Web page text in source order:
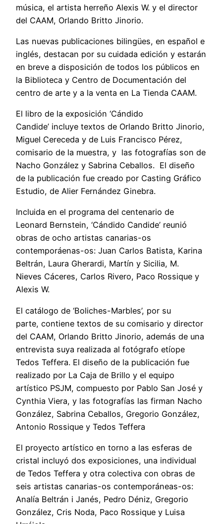
música, el artista herreño Alexis W. y el director
del CAAM, Orlando Britto Jinorio.
Las nuevas publicaciones bilingües, en español e
inglés, destacan por su cuidada edición y estarán
en breve a disposición de todos los públicos en
la Biblioteca y Centro de Documentación del
centro de arte y a la venta en La Tienda CAAM.
El libro de la exposición ‘Cándido
Candide’ incluye textos de Orlando Britto Jinorio,
Miguel Cereceda y de Luis Francisco Pérez,
comisario de la muestra, y las fotografías son de
Nacho González y Sabrina Ceballos. El diseño
de la publicación fue creado por Casting Gráfico
Estudio, de Alier Fernández Ginebra.
Incluida en el programa del centenario de
Leonard Bernstein, ‘Cándido Candide’ reunió
obras de ocho artistas canarias-os
contemporáenas-os: Juan Carlos Batista, Karina
Beltrán, Laura Gherardi, Martín y Sicilia, M.
Nieves Cáceres, Carlos Rivero, Paco Rossique y
Alexis W.
El catálogo de ‘Boliches-Marbles’, por su
parte, contiene textos de su comisario y director
del CAAM, Orlando Britto Jinorio, además de una
entrevista suya realizada al fotógrafo etíope
Tedos Teffera. El diseño de la publicación fue
realizado por La Caja de Brillo y el equipo
artístico PSJM, compuesto por Pablo San José y
Cynthia Viera, y las fotografías las firman Nacho
González, Sabrina Ceballos, Gregorio González,
Antonio Rossique y Tedos Teffera
El proyecto artístico en torno a las esferas de
cristal incluyó dos exposiciones, una individual
de Tedos Teffera y otra colectiva con obras de
seis artistas canarias-os contemporáneas-os:
Analía Beltrán i Janés, Pedro Déniz, Gregorio
González, Cris Noda, Paco Rossique y Luisa